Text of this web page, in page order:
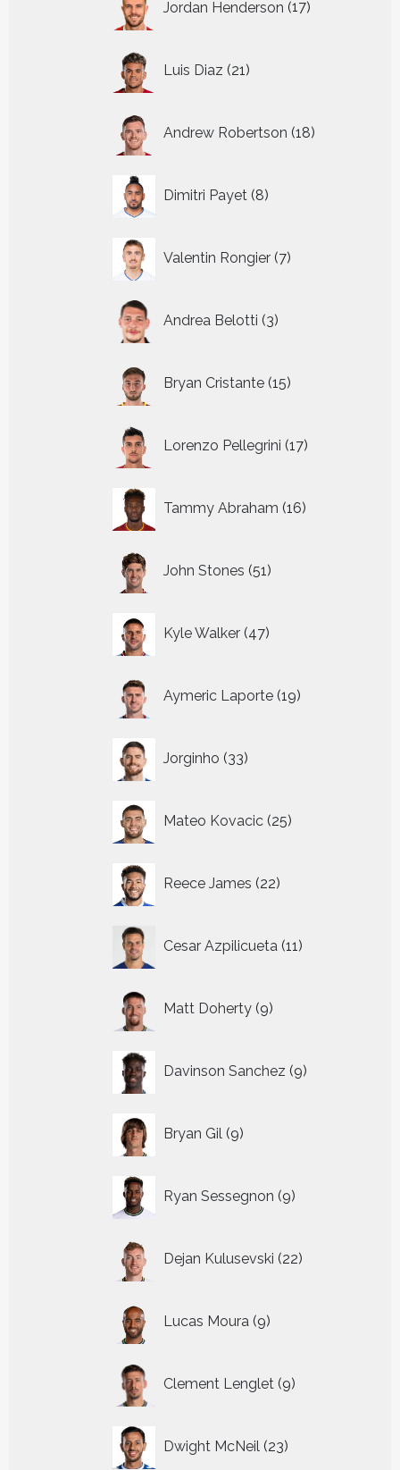
Jordan Henderson 17
producten
Luis Diaz 21
producten
Andrew Robertson 18
producten
Dimitri Payet 8
producten
Valentin Rongier 7
producten
Andrea Belotti 3
producten
Bryan Cristante 15
producten
Lorenzo Pellegrini 17
producten
Tammy Abraham 16
producten
John Stones 51
producten
Kyle Walker 47
producten
Aymeric Laporte 19
producten
Jorginho 33
producten
Mateo Kovacic 25
producten
Reece James 22
producten
Cesar Azpilicueta 11
producten
Matt Doherty 9
producten
Davinson Sanchez 9
producten
Bryan Gil 9
producten
Ryan Sessegnon 9
producten
Dejan Kulusevski 22
producten
Lucas Moura 9
producten
Clement Lenglet 9
producten
Dwight McNeil 23
producten